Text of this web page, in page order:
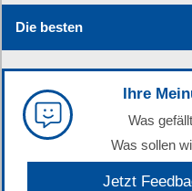
Die besten
Ihre
Was
Was sollen
Jetzt